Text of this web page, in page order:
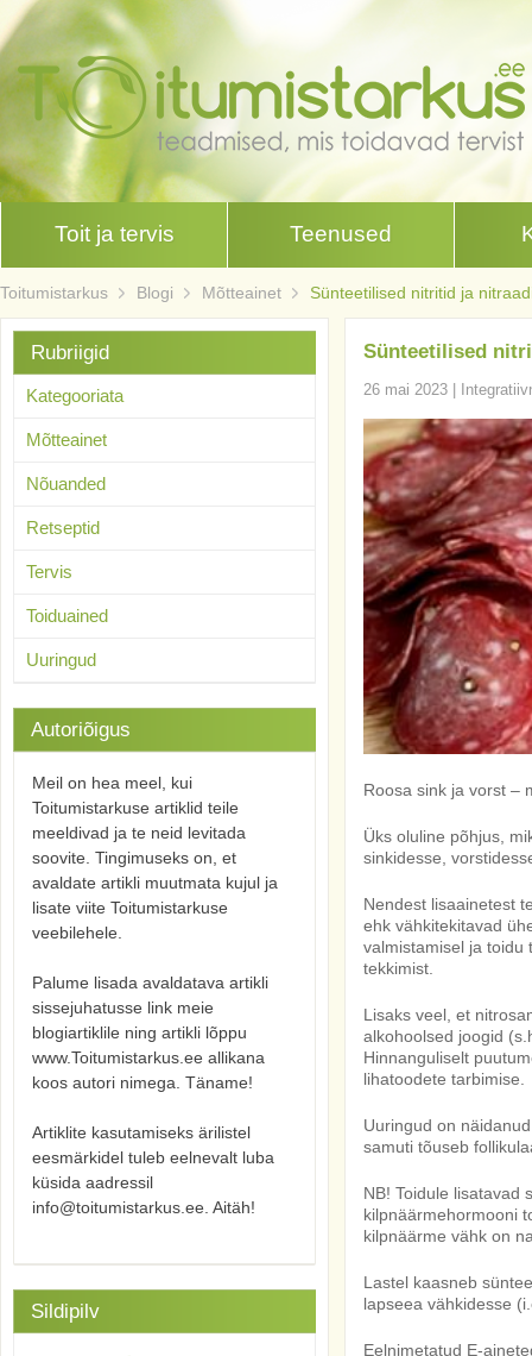
Toit ja tervis Teenused
Toitumistarkus Blogi Mõtteainet Sünteetilised nitritid ja
Sünteetilised
26 mai 2023
Roosa sink ja vorst –
Üks oluline põhjus,
sinkidesse,
Nendest lisaainetest
ehk vähkitekitavad
valmistamisel ja
tekkimist.
Lisaks veel, et
alkohoolsed joogid
Hinnanguliselt
lihatoodete tarbimise.
Uuringud on
samuti tõuseb
NB! Toidule lisatavad
kilpnäärmehormooni
kilpnäärme vähk on
Lastel kaasneb
lapseea vähkidesse
Eelnimetatud E-
Rubriigid
Kategooriata
Mõtteainet
Nõuanded
Retseptid
Tervis
Toiduained
Uuringud
Autoriõigus
Meil on hea meel, kui
Toitumistarkuse artiklid teile
meeldivad ja te neid levitada
soovite. Tingimuseks on, et
avaldate artikli muutmata kujul ja
lisate viite Toitumistarkuse
veebilehele.
Palume lisada avaldatava artikli
sissejuhatusse link meie
blogiartiklile ning artikli lõppu
www.Toitumistarkus.ee allikana
koos autori nimega. Täname!
Artiklite kasutamiseks ärilistel
eesmärkidel tuleb eelnevalt luba
küsida aadressil
info@toitumistarkus.ee. Aitäh!
Sildipilv